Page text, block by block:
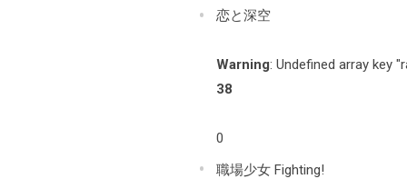
恋と深空
Warning: Undefined array key
38
0
職場少女 Fighting!